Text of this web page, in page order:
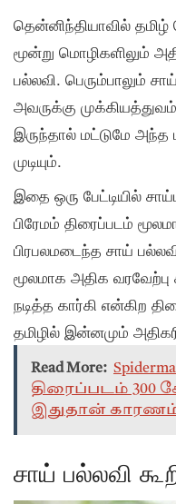
தென்னிந்தியாவில்
மூன்று மொழிகளிலும்
பல்லவி. பெரும்பாலும்
அவருக்கு
இருந்தால் மட்டுமே அந்த
முடியும்.
இதை ஒரு பேட்டியில்
பிரேமம் திரைப்படம்
பிரபலமடைந்த சாய்
மூலமாக அதிக
நடித்த கார்கி என்கிற
தமிழில் இன்னமும்
Read More:
திரைப்படம் 300
இதுதான்
சாய் பல்லவி